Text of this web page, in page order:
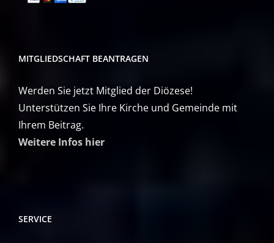
MITGLIEDSCHAFT BEANTRAGEN
Werden Sie jetzt Mitglied der Diözese!
Unterstützen Sie Ihre Kirche und Gemeinde mit
Ihrem Beitrag.
Weitere Infos hier
SERVICE